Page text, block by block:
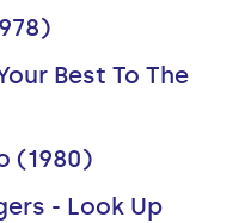
Best To The
(1980)
- Look Up